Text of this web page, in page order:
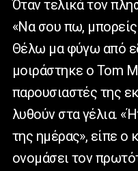
Όταν τελικά τον
«Να σου πω,
Θέλω μα φύγω από
μοιράστηκε ο Tom
παρουσιαστές της
λυθούν στα γέλια.
της ημέρας», είπε ο
ονομάσει τον